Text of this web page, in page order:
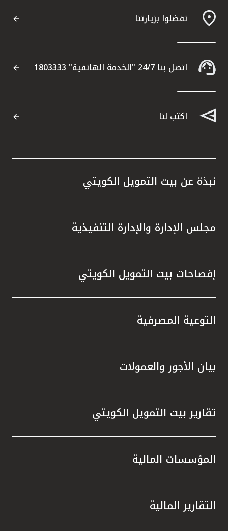
تفضلوا بزيارتنا
اتصل بنا 24/7 "الخدمة الهاتفية" 1803333
اكتب لنا
نبذة عن بيت التمويل الكويتي
مجلس الإدارة والإدارة التنفيذية
إفصاحات بيت التمويل الكويتي
التوعية المصرفية
بيان الأجور والعمولات
تقارير بيت التمويل الكويتي
المؤسسات المالية
التقارير المالية